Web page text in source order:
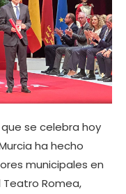
se celebra hoy
ha hecho
municipales en
Romea,